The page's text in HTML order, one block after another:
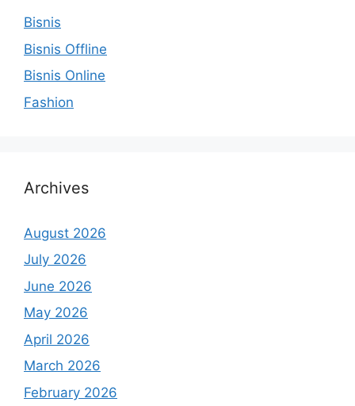
Bisnis
Bisnis Offline
Bisnis Online
Fashion
Archives
August 2026
July 2026
June 2026
May 2026
April 2026
March 2026
February 2026